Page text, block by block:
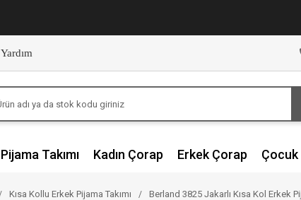
Yardım
Pijama Takımı Kadın Çorap Erkek Çorap Çocuk
Kısa Kollu Erkek Pijama Takımı Berland 3825 Jakarlı Kısa Kol Erkek